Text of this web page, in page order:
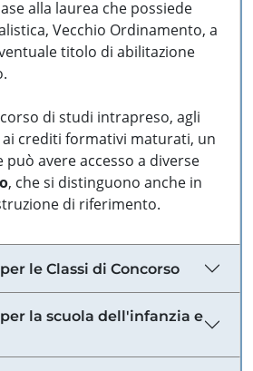
alla laurea che possiede
Vecchio Ordinamento, a
titolo di abilitazione
di studi intrapreso, agli
crediti formativi maturati, un
avere accesso a diverse
, che si distinguono anche in
di riferimento.
le Classi di Concorso
la scuola dell'infanzia e